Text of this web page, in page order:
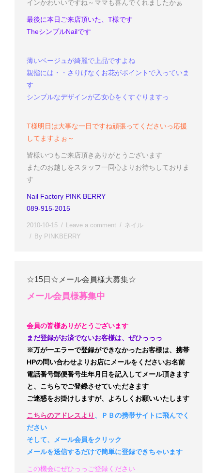
インかわいいですね～ ママも喜んでくれましたかぁ
最後に本日ご来店頂いた、T様です
TheシンプルNailです
薄いベージュが綺麗で上品ですよね
親指には・・ さりげなくお花がポイントで入っていま
す
シンプルなデザインが乙女心をくすぐりますっ
T様明日は大事な一日ですね頑張ってくださいっ応援
してますよぉ～
皆様いつもご来店頂きありがとうございます
またのお越しをスタッフ一同心よりお待ちしておりま
す
Nail Factory PINK BERRY
089-915-2015
2010-10-15 Leave a comment
ネイル
By PINKBERRY
☆15日☆メール会員様大募集☆
メール会員様募集中
会員の皆様ありがとうございます
まだ登録がお済でないお客様は、ぜひっっっ
※万が一エラーで登録ができなかったお客様は、携帯
HPの問い合わせよりお店にメールをくださいお名前
電話番号郵便番号生年月日 を記入してメール頂きます
と、こちらでご登録させていただきます
ご迷惑をお掛けしますが、よろしくお願いいたします
こちらのアドレスより 、ＰＢの携帯サイトに飛んでく
ださい
そして、メール会員をクリック
メールを送信するだけで簡単に登録できちゃいます
この機会にぜひっっご登録ください